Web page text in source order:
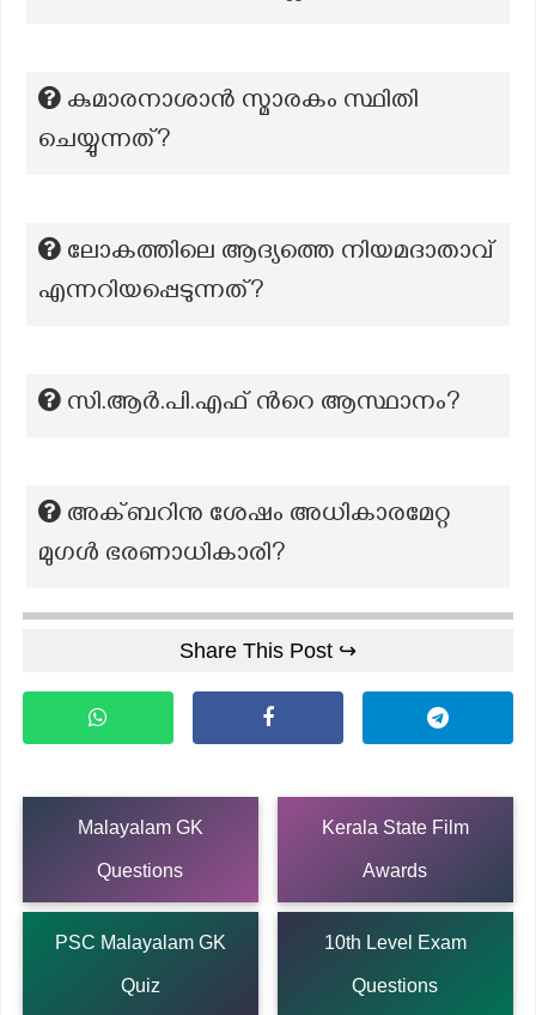
കുമാരനാശാൻ സ്മാരകം സ്ഥിതി
ചെയ്യുന്നത്?
ലോകത്തിലെ ആദ്യത്തെ നിയമദാതാവ്
എന്നറിയപ്പെടുന്നത്?
സി.ആർ.പി.എഫ് ന്‍റെ ആസ്ഥാനം?
അക്ബറിനു ശേഷം അധികാരമേറ്റ
മുഗൾ ഭരണാധികാരി?
Share This Post ↪
Malayalam GK
Questions
Kerala State Film
Awards
PSC Malayalam GK
Quiz
10th Level Exam
Questions